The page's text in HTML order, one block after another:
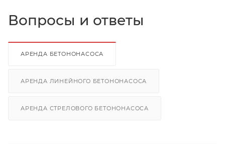
Вопросы и ответы
АРЕНДА БЕТОНОНАСОСА
АРЕНДА ЛИНЕЙНОГО БЕТОНОНАСОСА
АРЕНДА СТРЕЛОВОГО БЕТОНОНАСОСА